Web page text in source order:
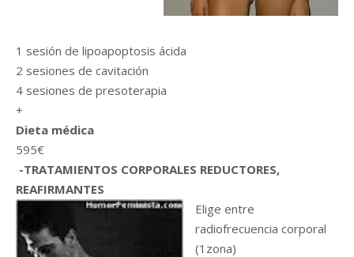
1 sesión de lipoapoptosis ácida
2 sesiones de cavitación
4 sesiones de presoterapia
+
Dieta médica
595€
-TRATAMIENTOS CORPORALES REDUCTORES,
REAFIRMANTES
Elige entre
radiofrecuencia corporal
(1zona)